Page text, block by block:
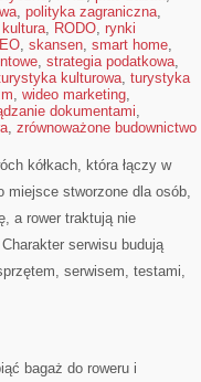
, polityka zagraniczna,
, RODO, rynki
, skansen, smart home,
, strategia podatkowa,
kulturowa, turystyka
, wideo marketing,
dokumentami,
, zrównoważone budownictwo
kółkach, która łączy w
miejsce stworzone dla osób,
a rower traktują nie
serwisu budują
serwisem, testami,
bagaż do roweru i